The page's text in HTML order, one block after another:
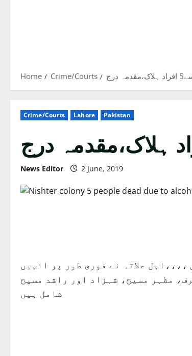
Home Crime/Courts
Crime/Courts Lahore Pakistan
News Editor 2 June, 2019
علاقہ نے فوری طور پر انہیں
مظہر مسیح، شہزاد اور راشد مسیح
شامل ہیں